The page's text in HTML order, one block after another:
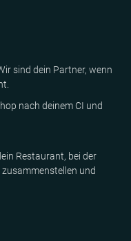
sind dein Partner, wenn
nach deinem CI und
Restaurant, bei der
und